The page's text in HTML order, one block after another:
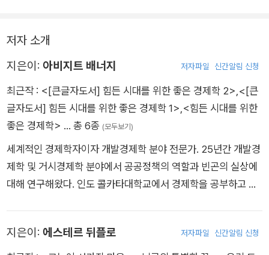
다. 이들은 수백 회의 랩 실험과 현장 실험을 통해 경제적 행위의
중요한 패턴을 관찰하고, 우리가 정책을 고안할 때 무엇을 고려해
에서 저자들은 자신들의 작업을 명쾌한 논리와 알기 쉬운 언어로
설명한다.
저자 소개
지은이: 아비지트 배너지 저자파일 신간알림 신청
최근작 : <[큰글자도서] 힘든 시대를 위한 좋은 경제학 2> <[큰
글자도서] 힘든 시대를 위한 좋은 경제학 1> <힘든 시대를 위한
좋은 경제학> … 총 6종 (모두보기)
세계적인 경제학자이자 개발경제학 분야 전문가. 25년간 개발경
제학 및 거시경제학 분야에서 공공정책의 역할과 빈곤의 실상에
대해 연구해왔다. 인도 콜카타대학교에서 경제학을 공부하고 하
련 연구와 강의를 병행하고 있으며 세계은행, 인도 정부를 비롯한
지은이: 에스테르 뒤플로 저자파일 신간알림 신청